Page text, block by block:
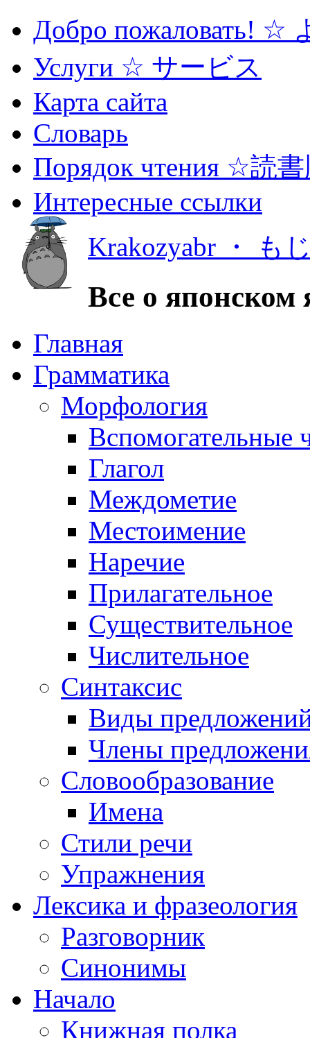
Добро пожаловать! ☆
Услуги ☆ サービス
Карта сайта
Словарь
Порядок чтения ☆読
Интересные ссылки
Krakozyabr ・ も
Все о японском
Главная
Грамматика
Морфология
Вспомогательные
Глагол
Междометие
Местоимение
Наречие
Прилагательное
Существительное
Числительное
Синтаксис
Виды
Члены
Словообразование
Имена
Стили речи
Упражнения
Лексика и фразеология
Разговорник
Синонимы
Начало
Книжная полка